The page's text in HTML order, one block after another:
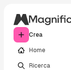
Crea
Home
Ricerca